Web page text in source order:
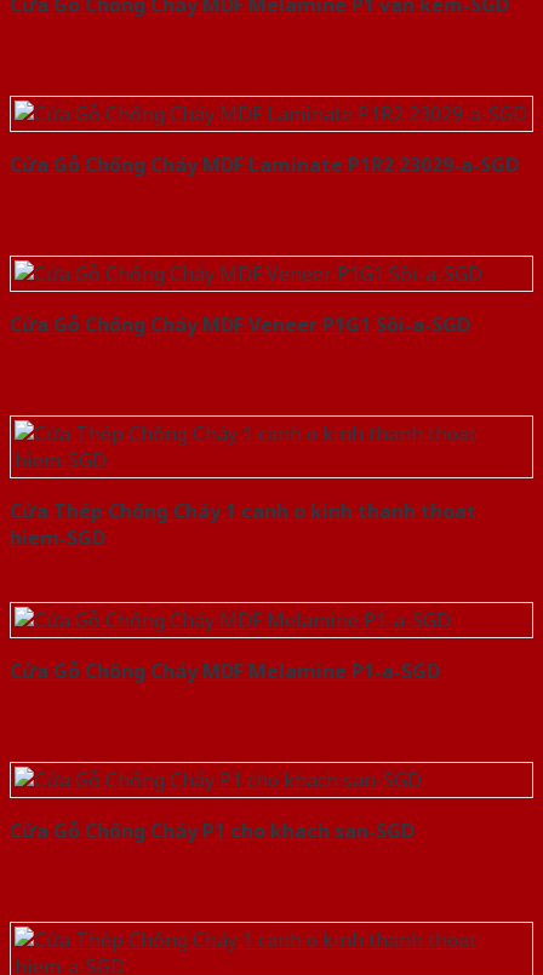
Cửa Gỗ Chống Cháy MDF Laminate P1R2 23029-a-SGD
Cửa Gỗ Chống Cháy MDF Veneer P1G1 Sồi-a-SGD
Cửa Thép Chống Cháy 1 canh o kinh thanh thoat
hiem-SGD
Cửa Gỗ Chống Cháy MDF Melamine P1-a-SGD
Cửa Gỗ Chống Cháy P1 cho khach san-SGD